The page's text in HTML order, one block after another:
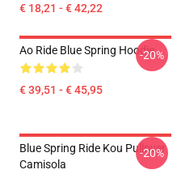
€ 18,21 - € 42,22
Ao Ride Blue Spring Hoodie
€ 39,51 - € 45,95
-20%
Blue Spring Ride Kou Pullover
Camisola
-20%